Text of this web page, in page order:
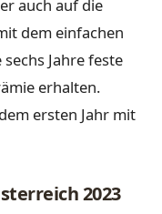
auch auf die
dem einfachen
Jahre feste
erhalten.
ersten Jahr mit
2023